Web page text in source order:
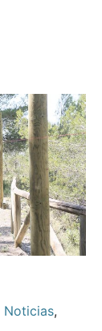
Noticias,